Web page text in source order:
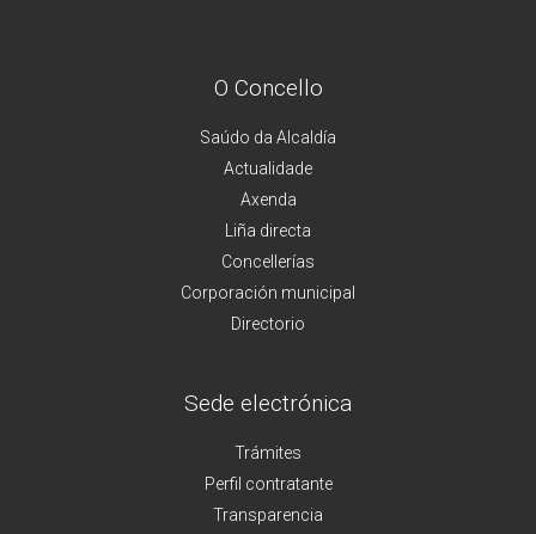
O Concello
Saúdo da Alcaldía
Actualidade
Axenda
Liña directa
Concellerías
Corporación municipal
Directorio
Sede electrónica
Trámites
Perfil contratante
Transparencia